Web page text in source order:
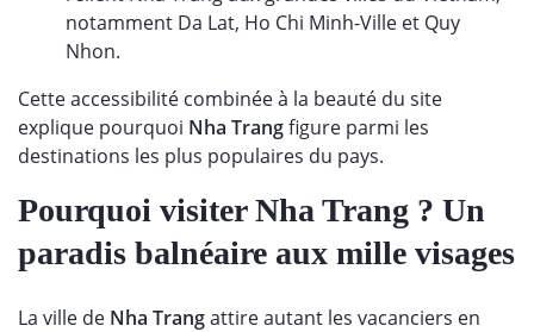
notamment Da Lat, Ho Chi Minh-Ville et Quy
Nhon.
Cette accessibilité combinée à la beauté du site
explique pourquoi Nha Trangfigure parmi les
destinations les plus populaires du pays.
Pourquoi visiter Nha Trang ? Un
paradis balnéaire aux mille visages
La ville de Nha Trangattire autant les vacanciers en